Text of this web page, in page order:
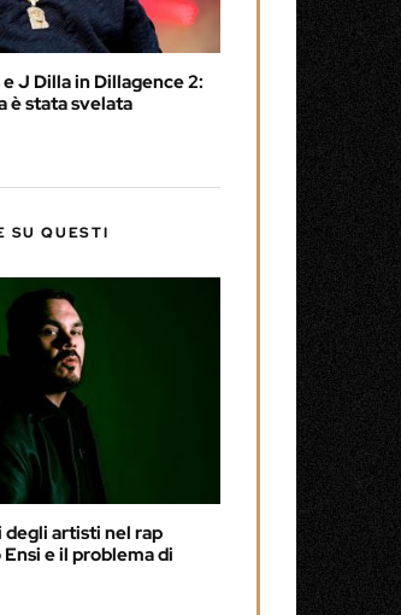
J Dilla in Dillagence 2:
è stata svelata
SU QUESTI
artisti nel rap
e il problema di